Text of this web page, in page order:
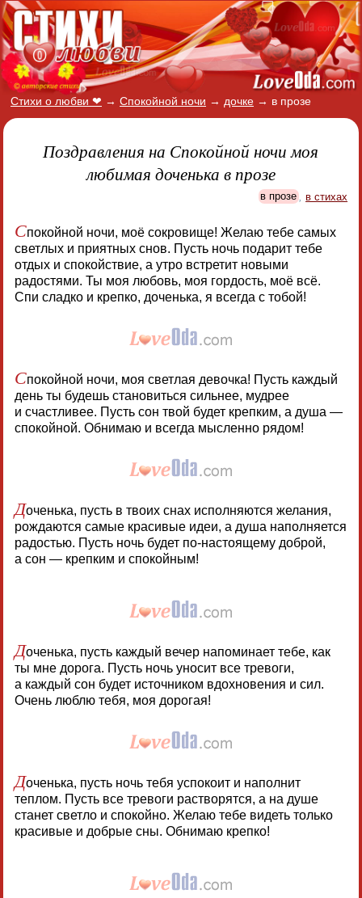
Стихи о любви ❤ → Спокойной ночи → дочке → в прозе
Поздравления на Спокойной ночи моя
любимая доченька в прозе
в прозе в стихах
Спокойной ночи, моё сокровище! Желаю тебе самых
светлых и приятных снов. Пусть ночь подарит тебе
отдых и спокойствие, а утро встретит новыми
радостями. Ты моя любовь, моя гордость, моё всё.
Спи сладко и крепко, доченька, я всегда с тобой!
Спокойной ночи, моя светлая девочка! Пусть каждый
день ты будешь становиться сильнее, мудрее
и счастливее. Пусть сон твой будет крепким, а душа —
спокойной. Обнимаю и всегда мысленно рядом!
Доченька, пусть в твоих снах исполняются желания,
рождаются самые красивые идеи, а душа наполняется
радостью. Пусть ночь будет по-настоящему доброй,
а сон — крепким и спокойным!
Доченька, пусть каждый вечер напоминает тебе, как
ты мне дорога. Пусть ночь уносит все тревоги,
а каждый сон будет источником вдохновения и сил.
Очень люблю тебя, моя дорогая!
Доченька, пусть ночь тебя успокоит и наполнит
теплом. Пусть все тревоги растворятся, а на душе
станет светло и спокойно. Желаю тебе видеть только
красивые и добрые сны. Обнимаю крепко!